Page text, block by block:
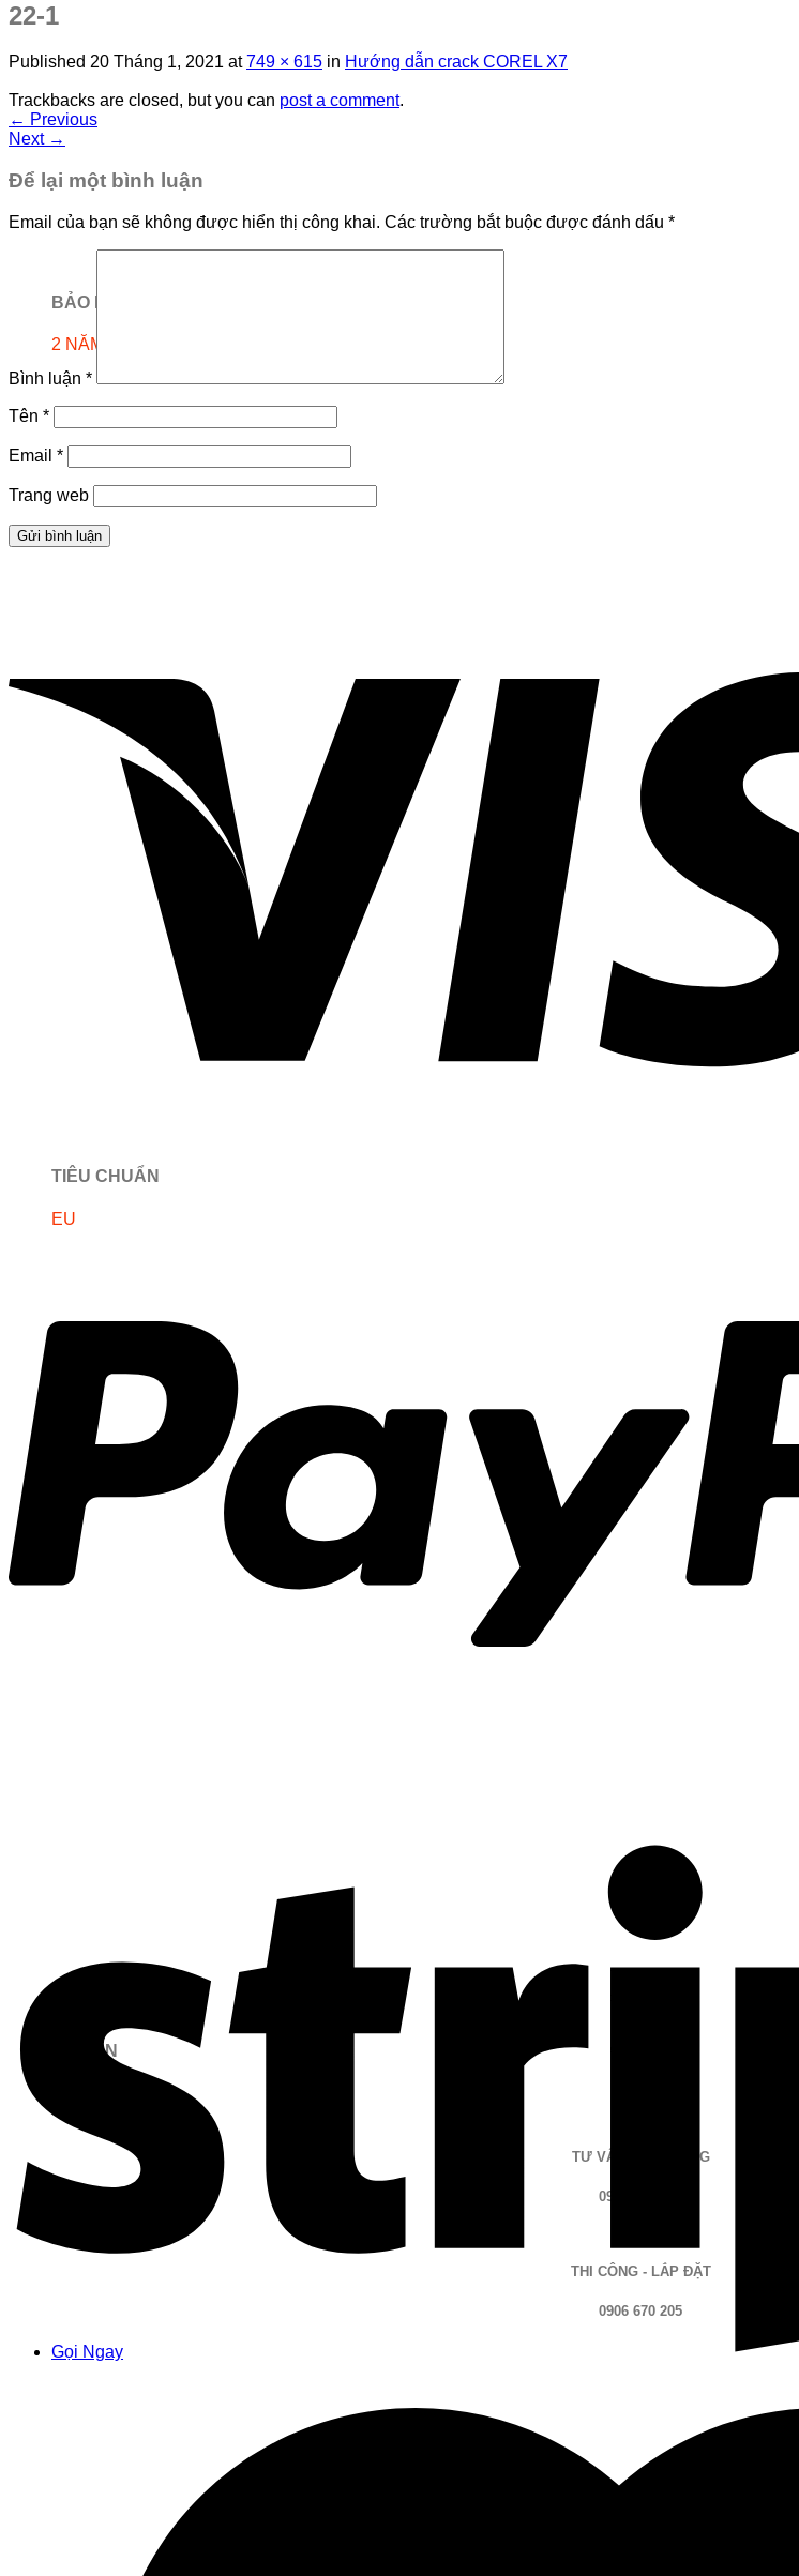
BẢO HÀNH
2 NĂM
TIÊU CHUẨN
EU
TƯ VẤN
TƯ VẤN - ĐẶT HÀNG
096 983 7003
THI CÔNG - LẮP ĐẶT
0906 670 205
Gọi Ngay
22-1
Published 20 Tháng 1, 2021 at749 × 615 in Hướng dẫn crack COREL X7
Trackbacks are closed, but you can post a comment.
← Previous
Next →
Để lại một bình luận
Email của bạn sẽ không được hiển thị công khai. Các trường bắt buộc được đánh dấu *
Bình luận *
Tên *
Email *
Trang web